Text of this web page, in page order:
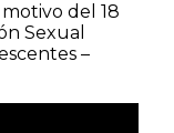
del 18
Sexual
–